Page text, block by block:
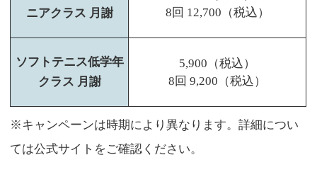
ニアクラス 月謝
8回 12,700（税込）
ソフトテニス低学年
クラス 月謝
5,900（税込）
8回 9,200（税込）
※キャンペーンは時期により異なります。詳細につい
ては公式サイトをご確認ください。